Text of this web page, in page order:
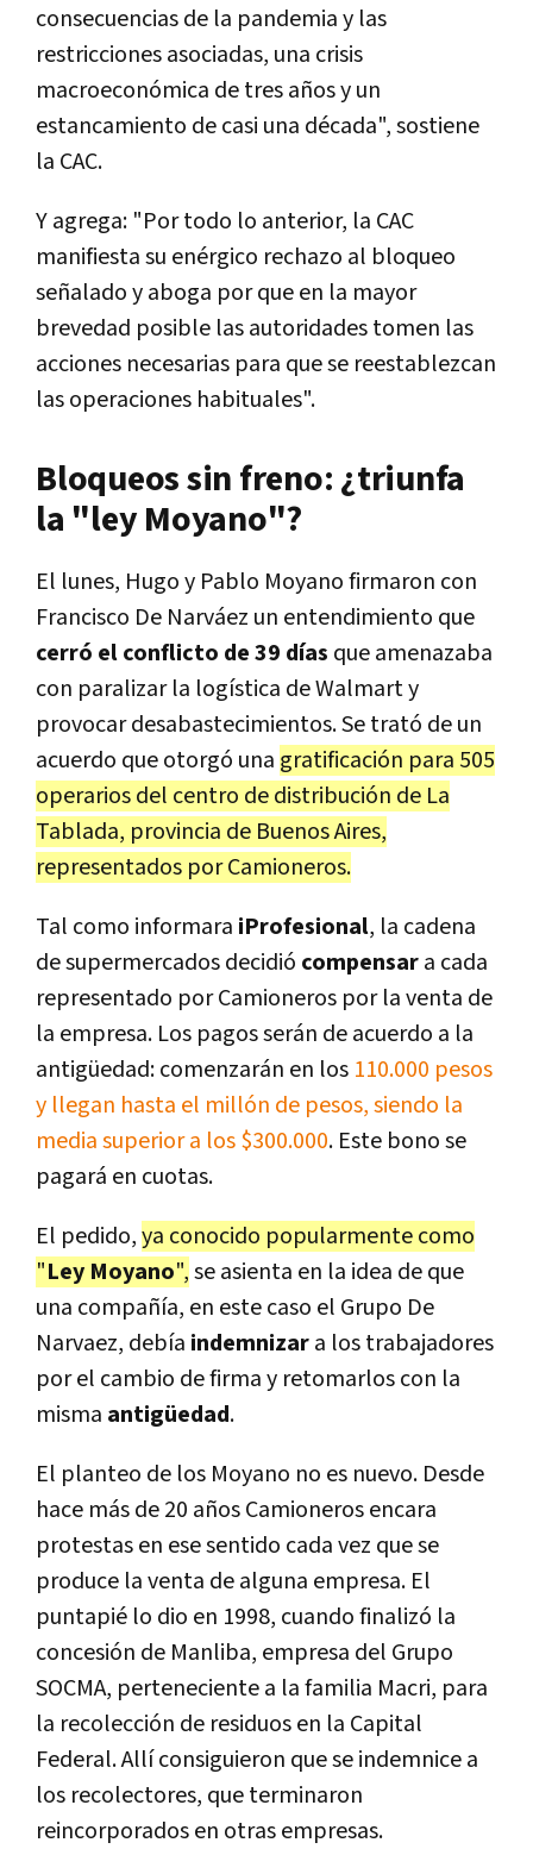
consecuencias de la pandemia y las
restricciones asociadas, una crisis
macroeconómica de tres años y un
estancamiento de casi una década", sostiene
la CAC.
Y agrega: "Por todo lo anterior, la CAC
manifiesta su enérgico rechazo al bloqueo
señalado y aboga por que en la mayor
brevedad posible las autoridades tomen las
acciones necesarias para que se reestablezcan
las operaciones habituales".
Bloqueos sin freno: ¿triunfa
la "ley Moyano"?
El lunes, Hugo y Pablo Moyano firmaron con
Francisco De Narváez un entendimiento que
cerró el conflicto de 39 días que amenazaba
con paralizar la logística de Walmart y
provocar desabastecimientos. Se trató de un
acuerdo que otorgó una gratificación para 505
operarios del centro de distribución de La
Tablada, provincia de Buenos Aires,
representados por Camioneros.
Tal como informara iProfesional, la cadena
de supermercados decidió compensara cada
representado por Camioneros por la venta de
la empresa. Los pagos serán de acuerdo a la
antigüedad: comenzarán en los 110.000 pesos
y llegan hasta el millón de pesos, siendo la
media superior a los $300.000. Este bono se
pagará en cuotas.
El pedido,ya conocido popularmente como
"Ley Moyano",se asienta en la idea de que
una compañía, en este caso el Grupo De
Narvaez, debía indemnizara los trabajadores
por el cambio de firma y retomarlos con la
misma antigüedad.
El planteo de los Moyano no es nuevo. Desde
hace más de 20 años Camioneros encara
protestas en ese sentido cada vez que se
produce la venta de alguna empresa. El
puntapié lo dio en 1998, cuando finalizó la
concesión de Manliba, empresa del Grupo
SOCMA, perteneciente a la familia Macri, para
la recolección de residuos en la Capital
Federal. Allí consiguieron que se indemnice a
los recolectores, que terminaron
reincorporados en otras empresas.